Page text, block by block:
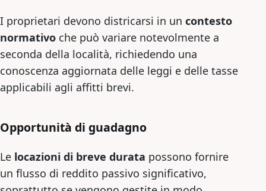
I proprietari devono districarsi in un contesto
normativo che può variare notevolmente a
seconda della località, richiedendo una
conoscenza aggiornata delle leggi e delle tasse
applicabili agli affitti brevi.
Opportunità di guadagno
Le locazioni di breve durata possono fornire
un flusso di reddito passivo significativo,